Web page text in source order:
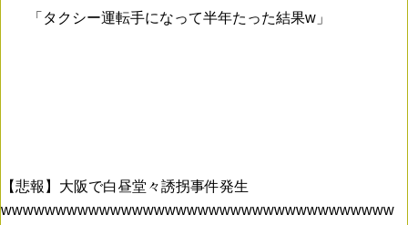
「タクシー運転手になって半年たった結果w」
【悲報】大阪で白昼堂々誘拐事件発生
wwwwwwwwwwwwwwwwwwwwwwwwwwwwwwwwwwww